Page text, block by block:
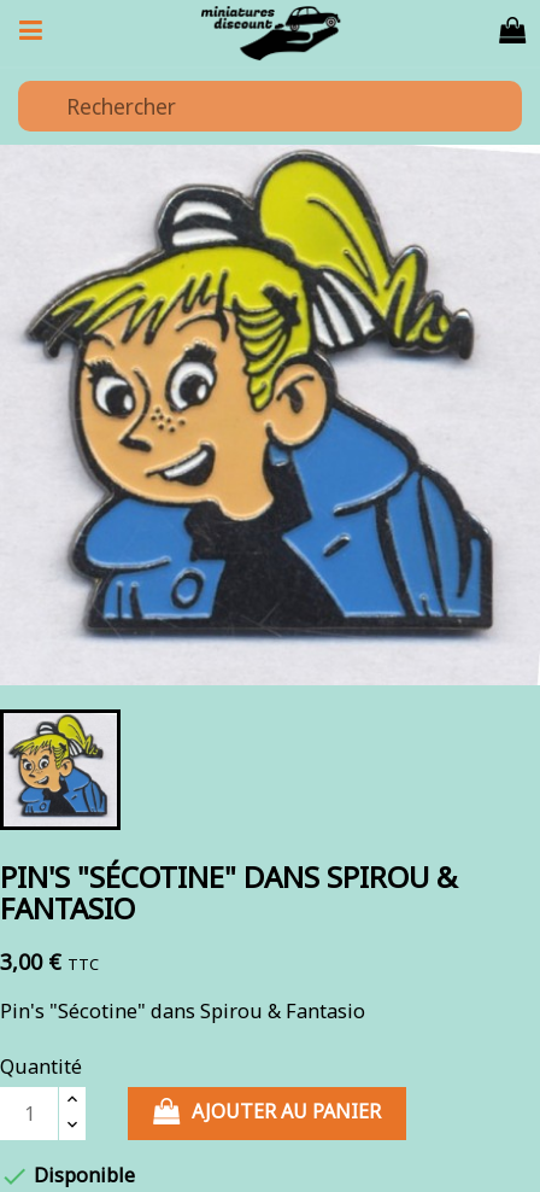
PIN'S "SÉCOTINE" DANS SPIROU &
FANTASIO
3,00 € TTC
Pin's "Sécotine" dans Spirou & Fantasio
Quantité
AJOUTER AU PANIER
 Disponible